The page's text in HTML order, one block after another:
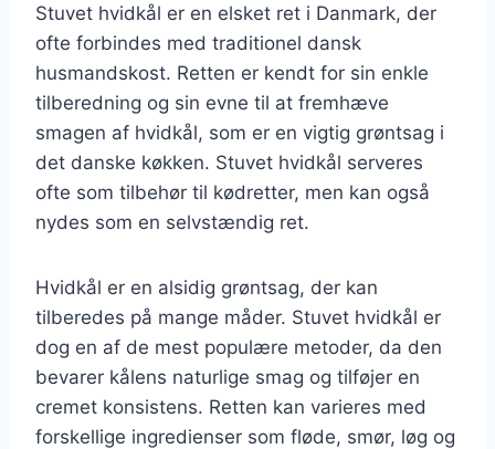
Stuvet hvidkål er en elsket ret i Danmark, der
ofte forbindes med traditionel dansk
husmandskost. Retten er kendt for sin enkle
tilberedning og sin evne til at fremhæve
smagen af hvidkål, som er en vigtig grøntsag i
det danske køkken. Stuvet hvidkål serveres
ofte som tilbehør til kødretter, men kan også
nydes som en selvstændig ret.
Hvidkål er en alsidig grøntsag, der kan
tilberedes på mange måder. Stuvet hvidkål er
dog en af de mest populære metoder, da den
bevarer kålens naturlige smag og tilføjer en
cremet konsistens. Retten kan varieres med
forskellige ingredienser som fløde, smør, løg og